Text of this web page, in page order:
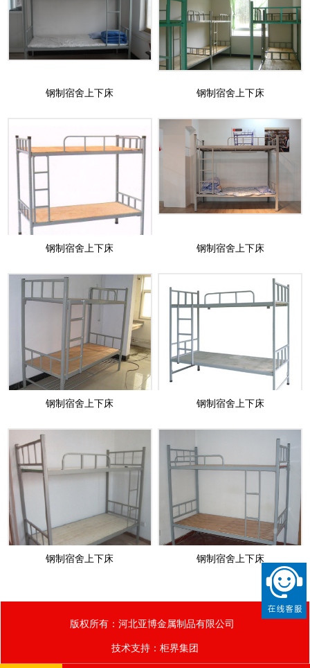
钢制宿舍上下床 钢制宿舍上下床
钢制宿舍上下床 钢制宿舍上下床
钢制宿舍上下床 钢制宿舍上下床
钢制宿舍上下床 钢制宿舍上下床
版权所有：河北亚博金属制品有限公司
技术支持： 柜界集团